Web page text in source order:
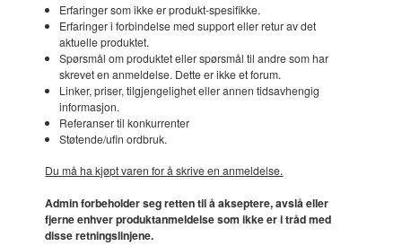
Erfaringer som ikke er produkt-spesifikke.
Erfaringer i forbindelse med support eller retur av det
aktuelle produktet.
Spørsmål om produktet eller spørsmål til andre som har
skrevet en anmeldelse. Dette er ikke et forum.
Linker, priser, tilgjengelighet eller annen tidsavhengig
informasjon.
Referanser til konkurrenter
Støtende/ufin ordbruk.
Du må ha kjøpt varen for å skrive en anmeldelse.
Admin forbeholder seg retten til å akseptere, avslå eller
fjerne enhver produktanmeldelse som ikke er i tråd med
disse retningslinjene.